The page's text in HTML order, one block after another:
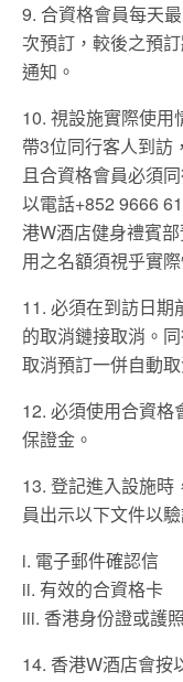
9. 合資格會員每天
次預訂，較後之預
通知。
10. 視設施實際使
帶3位同行客人到訪
且合資格會員必須
以電話+852 9666
港W酒店健身禮賓
用之名額須視乎實
11. 必須在到訪日期
的取消鏈接取消。
取消預訂一併自動取
12. 必須使用合資格
保證金。
13. 登記進入設施時
員出示以下文件以
i. 電子郵件確認信
ii. 有效的合資格卡
iii. 香港身份證或護照
14. 香港W酒店會按